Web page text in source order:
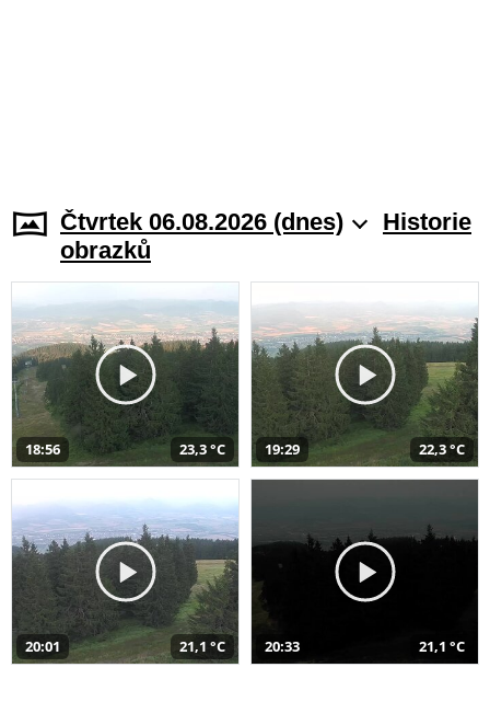
Čtvrtek 06.08.2026 (dnes)
Historie
obrazků
18:56 23,3 °C 19:29 22,3 °C
20:01 21,1 °C 20:33 21,1 °C